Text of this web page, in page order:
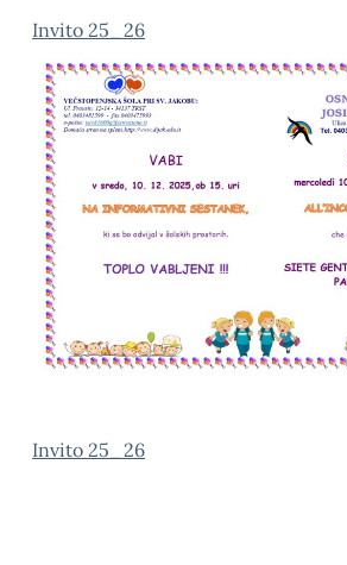
Invito 25_26
Invito 25_26